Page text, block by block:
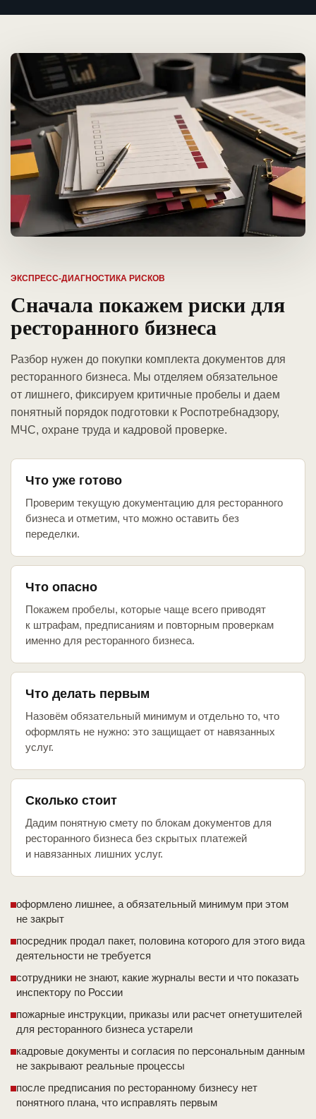
ЭКСПРЕСС-ДИАГНОСТИКА РИСКОВ
Сначала покажем риски для
ресторанного бизнеса
Разбор нужен до покупки комплекта документов для
ресторанного бизнеса. Мы отделяем обязательное
от лишнего, фиксируем критичные пробелы и даем
понятный порядок подготовки к Роспотребнадзору,
МЧС, охране труда и кадровой проверке.
Что уже готово
Проверим текущую документацию для ресторанного
бизнеса и отметим, что можно оставить без
переделки.
Что опасно
Покажем пробелы, которые чаще всего приводят
к штрафам, предписаниям и повторным проверкам
именно для ресторанного бизнеса.
Что делать первым
Назовём обязательный минимум и отдельно то, что
оформлять не нужно: это защищает от навязанных
услуг.
Сколько стоит
Дадим понятную смету по блокам документов для
ресторанного бизнеса без скрытых платежей
и навязанных лишних услуг.
оформлено лишнее, а обязательный минимум при этом
не закрыт
посредник продал пакет, половина которого для этого вида
деятельности не требуется
сотрудники не знают, какие журналы вести и что показать
инспектору по России
пожарные инструкции, приказы или расчет огнетушителей
для ресторанного бизнеса устарели
кадровые документы и согласия по персональным данным
не закрывают реальные процессы
после предписания по ресторанному бизнесу нет
понятного плана, что исправлять первым